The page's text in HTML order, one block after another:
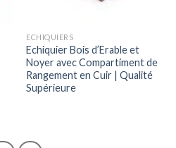
ECHIQUIERS
Echiquier Bois d’Erable et
Noyer avec Compartiment de
Rangement en Cuir | Qualité
Supérieure